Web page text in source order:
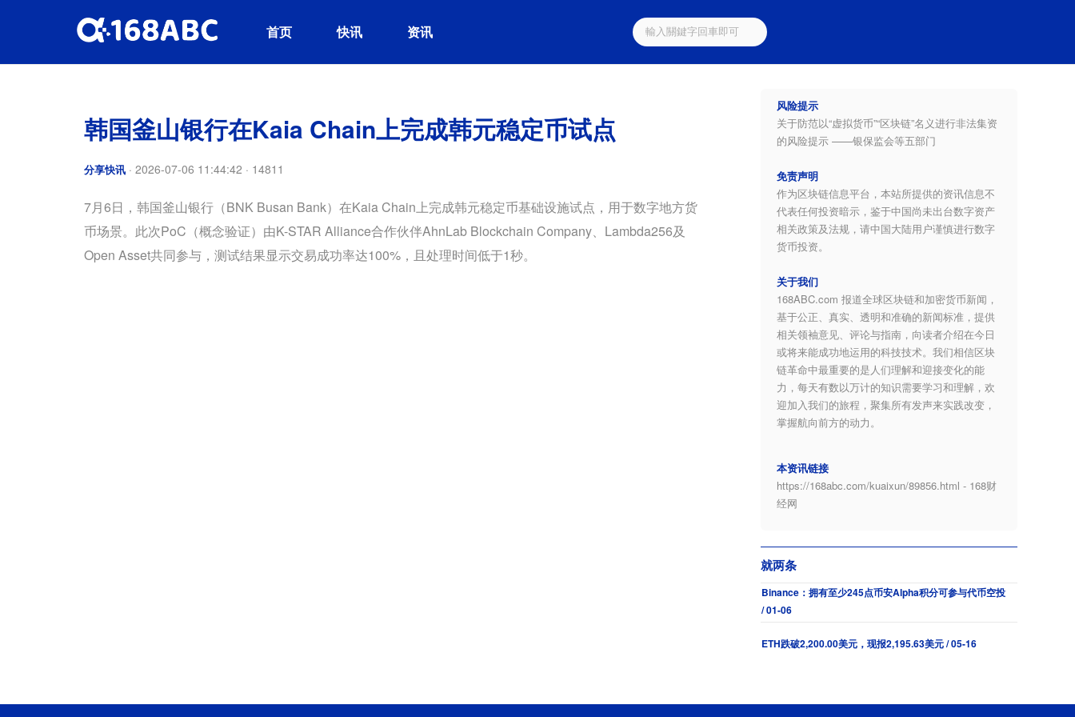
首页 快讯 资讯
韩国釜山银行在Kaia Chain上完成韩元稳定币试点
分享快讯 · 2026-07-06 11:44:42 · 14811
7月6日，韩国釜山银行（BNK Busan Bank）在Kaia Chain上完成韩元稳定币基础设施试点，用于数字地方货
币场景。此次PoC（概念验证）由K-STAR Alliance合作伙伴AhnLab Blockchain Company、Lambda256及
Open Asset共同参与，测试结果显示交易成功率达100%，且处理时间低于1秒。
风险提示
关于防范以“虚拟货币”“区块链”名义进行非法集资
的风险提示 ——银保监会等五部门
免责声明
作为区块链信息平台，本站所提供的资讯信息不
代表任何投资暗示，鉴于中国尚未出台数字资产
相关政策及法规，请中国大陆用户谨慎进行数字
货币投资。
关于我们
168ABC.com 报道全球区块链和加密货币新闻，
基于公正、真实、透明和准确的新闻标准，提供
相关领袖意见、评论与指南，向读者介绍在今日
或将来能成功地运用的科技技术。我们相信区块
链革命中最重要的是人们理解和迎接变化的能
力，每天有数以万计的知识需要学习和理解，欢
迎加入我们的旅程，聚集所有发声来实践改变，
掌握航向前方的动力。
本资讯链接
https://168abc.com/kuaixun/89856.html - 168财
经网
就两条
Binance：拥有至少245点币安Alpha积分可参与代币空投
/ 01-06
ETH跌破2,200.00美元，现报2,195.63美元 / 05-16